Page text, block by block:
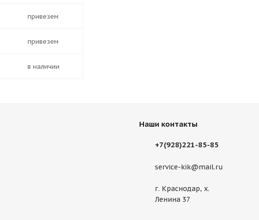
Привезем
Привезем
в наличии
Наши контакты
+7(928)221-85-85
service-kik@mail.ru
г. Краснодар, х.
Ленина 37